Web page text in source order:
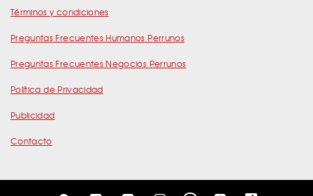
Términos y condiciones
Preguntas Frecuentes Humanos Perrunos
Preguntas Frecuentes Negocios Perrunos
Política de Privacidad
Publicidad
Contacto